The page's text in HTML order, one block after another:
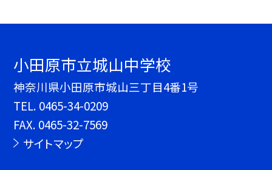
小田原市立城山中学校
神奈川県小田原市城山三丁目4番1号
TEL. 0465-34-0209
FAX. 0465-32-7569
サイトマップ